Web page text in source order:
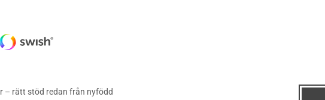
– rätt stöd redan från nyfödd